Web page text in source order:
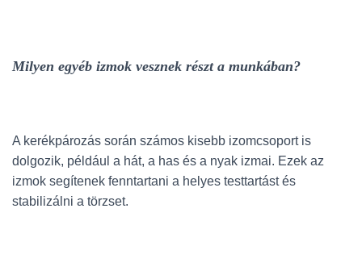
Milyen egyéb izmok vesznek részt a munkában?
A kerékpározás során számos kisebb izomcsoport is
dolgozik, például a hát, a has és a nyak izmai. Ezek az
izmok segítenek fenntartani a helyes testtartást és
stabilizálni a törzset.